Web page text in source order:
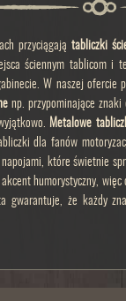
przyciągają tabliczki
ściennym tablicom i
W naszej ofercie
np. przypominające znaki
Metalowe
dla fanów
które świetnie
humorystyczny,
gwarantuje, że każdy